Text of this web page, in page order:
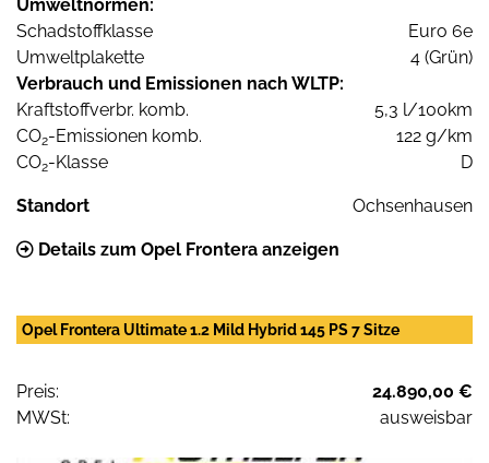
Umweltnormen:
Schadstoffklasse
Euro 6e
Umweltplakette
4 (Grün)
Verbrauch und Emissionen nach WLTP:
Kraftstoffverbr. komb.
5,3 l/100km
CO2-Emissionen komb.
122 g/km
CO2-Klasse D
Standort Ochsenhausen
Details zum Opel Frontera anzeigen
Opel Frontera Ultimate 1.2 Mild Hybrid 145 PS 7 Sitze
Preis:
24.890,00 €
MWSt:
ausweisbar